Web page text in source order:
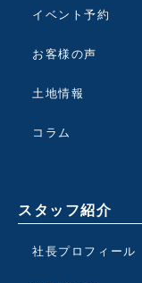
イベント予約
お客様の声
土地情報
コラム
スタッフ紹介
社長プロフィール